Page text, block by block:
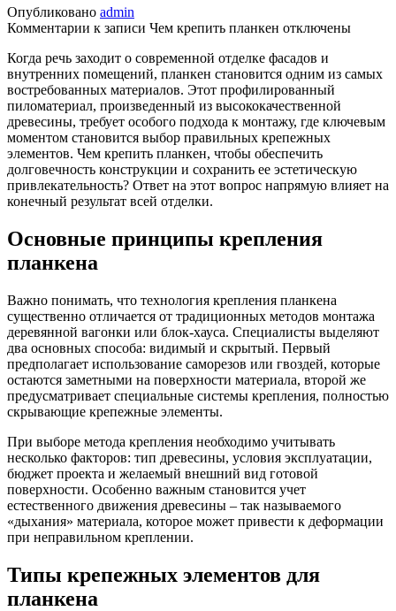
Опубликовано admin
Комментарии к записи Чем крепить планкен отключены
Когда речь заходит о современной отделке фасадов и
внутренних помещений, планкен становится одним из самых
востребованных материалов. Этот профилированный
пиломатериал, произведенный из высококачественной
древесины, требует особого подхода к монтажу, где ключевым
моментом становится выбор правильных крепежных
элементов. Чем крепить планкен, чтобы обеспечить
долговечность конструкции и сохранить ее эстетическую
привлекательность? Ответ на этот вопрос напрямую влияет на
конечный результат всей отделки.
Основные принципы крепления
планкена
Важно понимать, что технология крепления планкена
существенно отличается от традиционных методов монтажа
деревянной вагонки или блок-хауса. Специалисты выделяют
два основных способа: видимый и скрытый. Первый
предполагает использование саморезов или гвоздей, которые
остаются заметными на поверхности материала, второй же
предусматривает специальные системы крепления, полностью
скрывающие крепежные элементы.
При выборе метода крепления необходимо учитывать
несколько факторов: тип древесины, условия эксплуатации,
бюджет проекта и желаемый внешний вид готовой
поверхности. Особенно важным становится учет
естественного движения древесины – так называемого
«дыхания» материала, которое может привести к деформации
при неправильном креплении.
Типы крепежных элементов для
планкена